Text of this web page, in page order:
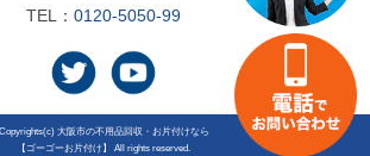
TEL： 0120-5050-99
Copyrights(c) 大阪市の不用品回収・お片付けなら
【ゴーゴーお片付け】
All rights reserved.